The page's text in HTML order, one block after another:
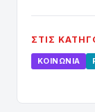
ΣΤΙΣ
ΚΟΙΝΩΝΊΑ